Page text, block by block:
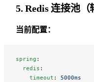
5. Redis 连接池（
当前配置：
spring :
  redis
:
    timeout
: 5000ms